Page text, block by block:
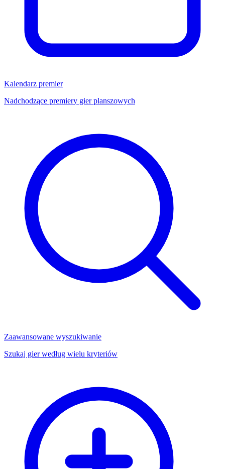
Kalendarz premier
Nadchodzące premiery gier planszowych
Zaawansowane wyszukiwanie
Szukaj gier według wielu kryteriów